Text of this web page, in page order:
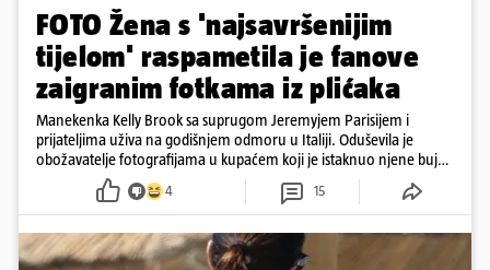
FOTO Žena s 'najsavršenijim
tijelom' raspametila je fanove
zaigranim fotkama iz plićaka
Manekenka Kelly Brook sa suprugom Jeremyjem Parisijem i
prijateljima uživa na godišnjem odmoru u Italiji. Oduševila je
obožavatelje fotografijama u kupaćem koji je istaknuo njene bujne
4 15